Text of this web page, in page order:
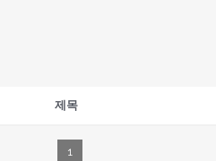
제목
1